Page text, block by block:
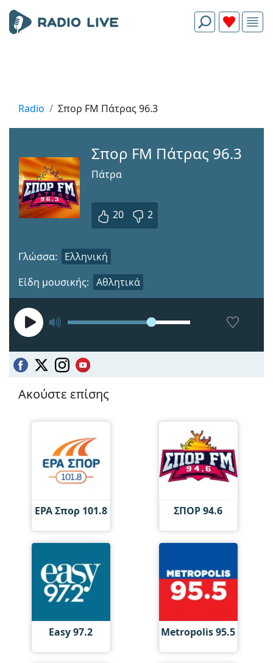
Radio Σπορ FM Πάτρας 96.3
Σπορ FM Πάτρας 96.3
Πάτρα
20 2
Είδη μουσικής: Αθλητικά
Γλώσσα: Ελληνική
Ακούστε επίσης
ΕΡΑ Σπορ 101.8 ΣΠΟΡ 94.6
Easy 97.2 Metropolis 95.5